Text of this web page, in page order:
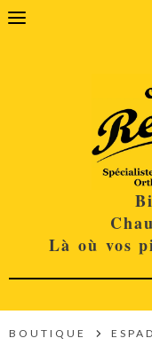
Là où vos
BOUTIQUE